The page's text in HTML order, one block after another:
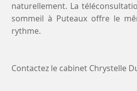
naturellement. La
sommeil à Puteaux offre le
rythme.
Contactez le cabinet Chrystelle